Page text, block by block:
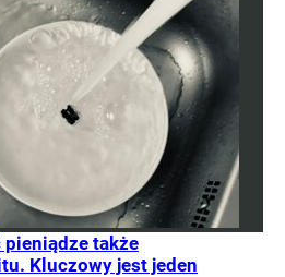
pieniądze także
Kluczowy jest jeden